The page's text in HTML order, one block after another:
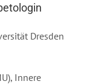
Dresden
Innere